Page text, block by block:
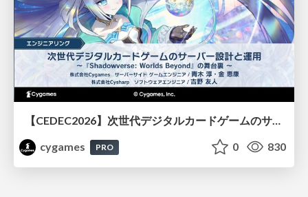
【CEDEC2026】次世代デジタルカードゲームのサーバー設計と運用 〜『Shadowverse: Worlds Beyond』の舞台裏～
cygames
PRO 0 830